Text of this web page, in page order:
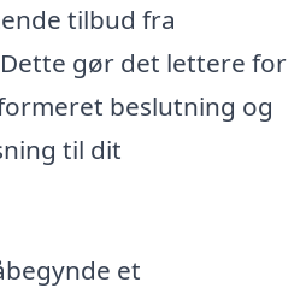
tilbud fra
gør det lettere for
beslutning og
til dit
et